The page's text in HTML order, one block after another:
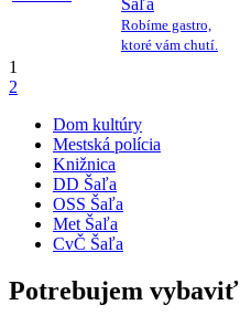
Šaľa
Robíme gastro,
ktoré vám chutí.
1
2
Dom kultúry
Mestská polícia
Knižnica
DD Šaľa
OSS Šaľa
Met Šaľa
CvČ Šaľa
Potrebujem vybaviť